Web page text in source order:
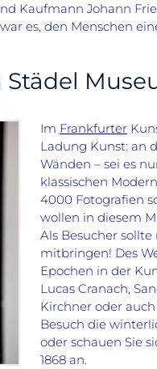
Kaufmann Johann
es, den Menschen
Im Frankfurter
Ladung Kunst: an
Wänden – sei es
klassischen
4000 Fotografien
wollen in diesem
Als Besucher
mitbringen! Des
Epochen in der
Lucas Cranach,
Kirchner oder
Besuch die
oder schauen Sie
1868 an.